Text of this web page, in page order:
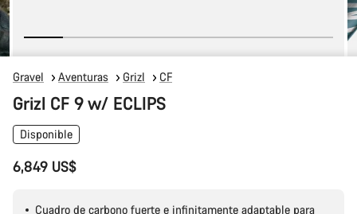
Gravel Aventuras Grizl CF
Grizl CF 9 w/ ECLIPS
Disponible
6,849 US$
Cuadro de carbono fuerte e infinitamente adaptable para